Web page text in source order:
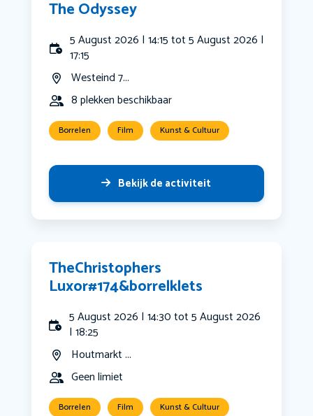
The Odyssey
5 August 2026 | 14:15 tot 5 August 2026 |
17:15
Westeind 7...
8 plekken beschikbaar
Borrelen Film Kunst & Cultuur
Bekijk de activiteit
️TheChristophers
️Luxor#174&borrelklets
5 August 2026 | 14:30 tot 5 August 2026
| 18:25
Houtmarkt ...
Geen limiet
Borrelen Film Kunst & Cultuur